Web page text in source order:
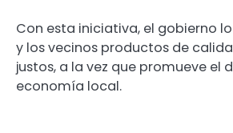
Con esta iniciativa, el gobierno
y los vecinos productos de
justos, a la vez que promueve el
economía local.